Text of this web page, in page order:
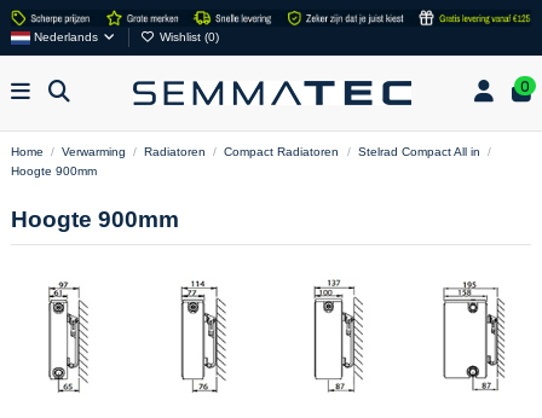
Nederlands Wishlist (0)
0
Home Verwarming Radiatoren Compact Radiatoren
Stelrad Compact All in
Hoogte 900mm
Hoogte 900mm